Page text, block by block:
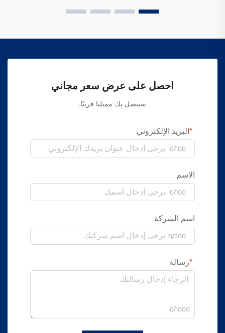
احصل على عرض سعر مجاني
سيتصل بك ممثلنا قريبًا.
البريد الإلكتروني
0/100
الاسم
0/100
اسم الشركة
0/200
رسالة
0/1000